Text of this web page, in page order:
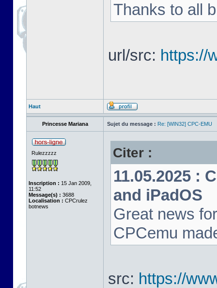
Thanks to all
url/src: https://
Haut
Princesse Mariana Sujet du message : Re: [WIN32] CPC-EMU
Rulezzzzz
Inscription : 15 Jan 2009,
11:52
Message(s) : 3688
Localisation : CPCrulez
botnews
Citer :
11.05.2025 :
and iPadOS
Great news
CPCemu
src: https://